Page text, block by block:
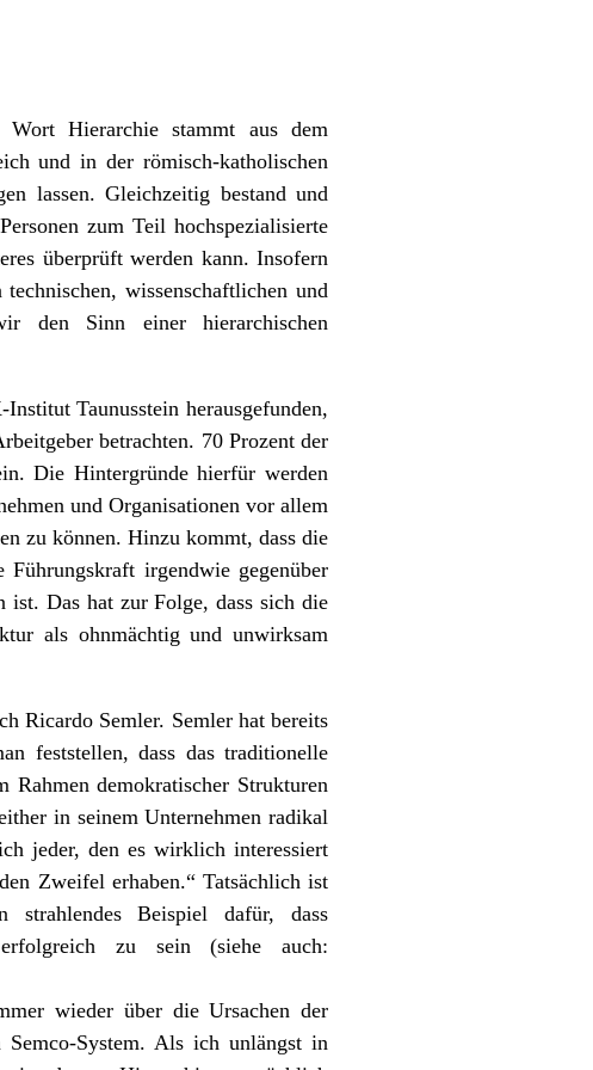
Hierarchie stammt aus dem
und in der römisch-katholischen
lassen. Gleichzeitig bestand und
zum Teil hochspezialisierte
überprüft werden kann. Insofern
wissenschaftlichen und
den Sinn einer hierarchischen
Taunusstein herausgefunden,
betrachten. 70 Prozent der
Die Hintergründe hierfür werden
und Organisationen vor allem
zu können. Hinzu kommt, dass die
irgendwie gegenüber
ist. Das hat zur Folge, dass sich die
als ohnmächtig und unwirksam
Ricardo Semler. Semler hat bereits
feststellen, dass das traditionelle
demokratischer Strukturen
in seinem Unternehmen radikal
jeder, den es wirklich interessiert
Zweifel erhaben.“ Tatsächlich ist
strahlendes Beispiel dafür, dass
zu sein (siehe auch:
wieder über die Ursachen der
System. Als ich unlängst in